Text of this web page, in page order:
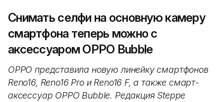
Снимать селфи на основную камеру
смартфона теперь можно с
аксессуаром OPPO Bubble
OPPO представила новую линейку смартфонов
Reno16, Reno16 Pro и Reno16 F, а также смарт-
аксессуар OPPO Bubble. Редакция Steppe